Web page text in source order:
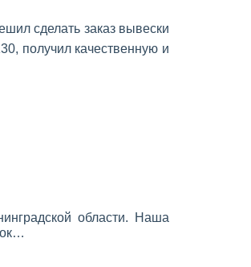
сделать заказ вывески
получил качественную и
области. Наша